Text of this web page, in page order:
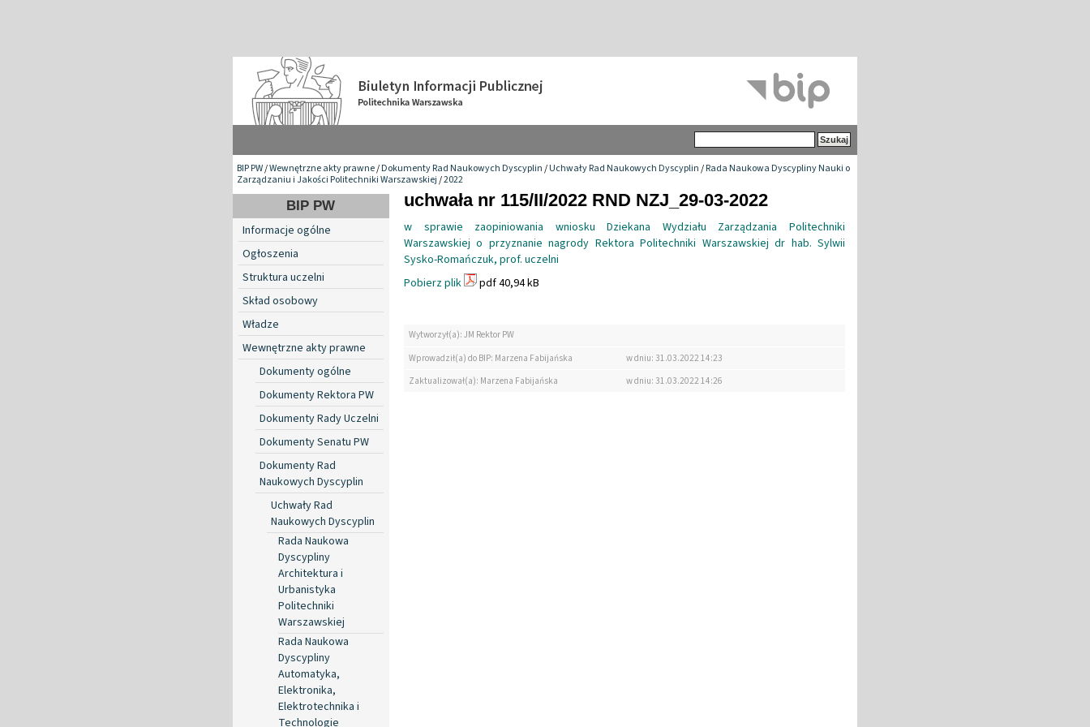
BIP PW/Wewnętrzne akty prawne/Dokumenty Rad Naukowych Dyscyplin/Uchwały Rad Naukowych Dyscyplin/Rada Naukowa Dyscypliny Nauki o
Zarządzaniu i Jakości Politechniki Warszawskiej/2022
BIP PW
Informacje ogólne
Ogłoszenia
Struktura uczelni
Skład osobowy
Władze
Wewnętrzne akty prawne
Dokumenty ogólne
Dokumenty Rektora PW
Dokumenty Rady Uczelni
Dokumenty Senatu PW
Dokumenty Rad
Naukowych Dyscyplin
Uchwały Rad
Naukowych Dyscyplin
Rada Naukowa
Dyscypliny
Architektura i
Urbanistyka
Politechniki
Warszawskiej
Rada Naukowa
Dyscypliny
Automatyka,
Elektronika,
Elektrotechnika i
Technologie
uchwała nr 115/II/2022 RND NZJ_29-03-2022
w sprawie zaopiniowania wniosku Dziekana Wydziału Zarządzania Politechniki
Warszawskiej o przyznanie nagrody Rektora Politechniki Warszawskiej dr hab. Sylwii
Sysko-Romańczuk, prof. uczelni
Pobierz plik
pdf 40,94 kB
Wytworzył(a): JM Rektor PW
Wprowadził(a) do BIP: Marzena Fabijańska
w dniu: 31.03.2022 14:23
Zaktualizował(a): Marzena Fabijańska
w dniu: 31.03.2022 14:26